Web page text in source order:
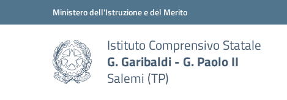
Vai ai contenuti
Vai al menu di navigazioneMinistero dell'Istruzione e del Merito
Istituto Comprensivo Statale
G. Garibaldi - G. Paolo II
Salemi (TP)